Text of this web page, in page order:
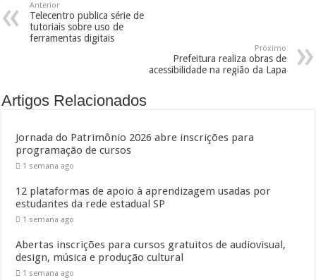
Anterior
Telecentro publica série de
tutoriais sobre uso de
ferramentas digitais
Próximo
Prefeitura realiza obras de
acessibilidade na região da Lapa
Artigos Relacionados
Jornada do Patrimônio 2026 abre inscrições para
programação de cursos
1 semana ago
12 plataformas de apoio à aprendizagem usadas por
estudantes da rede estadual SP
1 semana ago
Abertas inscrições para cursos gratuitos de audiovisual,
design, música e produção cultural
1 semana ago